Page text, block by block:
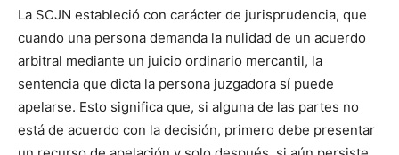
La SCJN estableció con carácter de jurisprudencia, que
cuando una persona demanda la nulidad de un acuerdo
arbitral mediante un juicio ordinario mercantil, la
sentencia que dicta la persona juzgadora sí puede
apelarse. Esto significa que, si alguna de las partes no
está de acuerdo con la decisión, primero debe presentar